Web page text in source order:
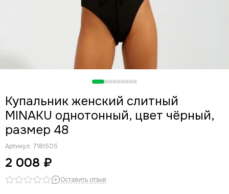
Купальник женский слитный
MINAKU однотонный, цвет чёрный,
размер 48
Артикул: 7181505
2 008 ₽
Оставить отзыв